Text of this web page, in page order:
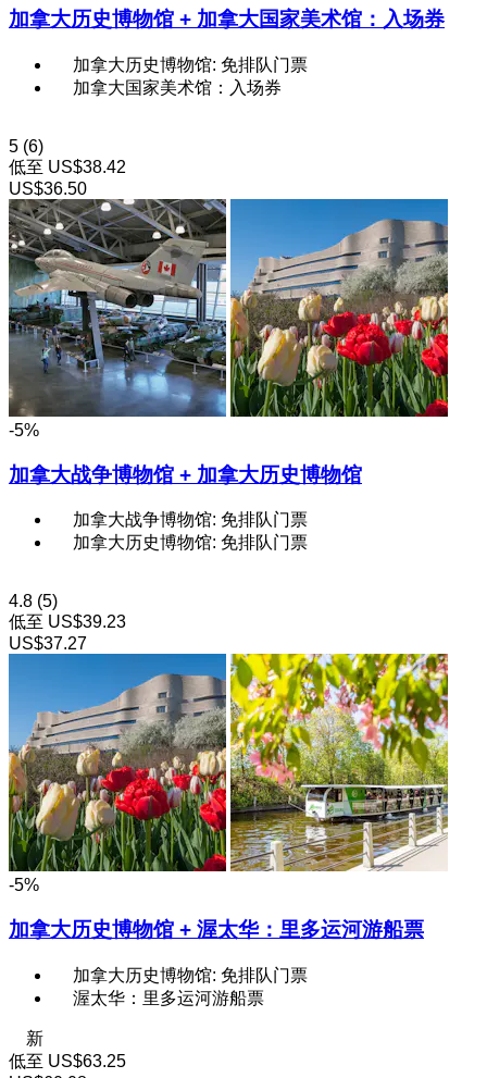
加拿大历史博物馆 + 加拿大国家美术馆：入场券
加拿大历史博物馆: 免排队门票
加拿大国家美术馆：入场券
5 (6)
低至 US$38.42
US$36.50
-5%
加拿大战争博物馆 + 加拿大历史博物馆
加拿大战争博物馆: 免排队门票
加拿大历史博物馆: 免排队门票
4.8 (5)
低至 US$39.23
US$37.27
-5%
加拿大历史博物馆 + 渥太华：里多运河游船票
加拿大历史博物馆: 免排队门票
渥太华：里多运河游船票
新
低至 US$63.25